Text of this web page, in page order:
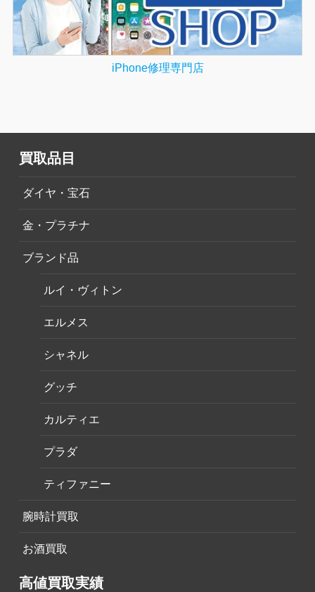
iPhone修理専門店
買取品目
ダイヤ・宝石
金・プラチナ
ブランド品
ルイ・ヴィトン
エルメス
シャネル
グッチ
カルティエ
プラダ
ティファニー
腕時計買取
お酒買取
高値買取実績